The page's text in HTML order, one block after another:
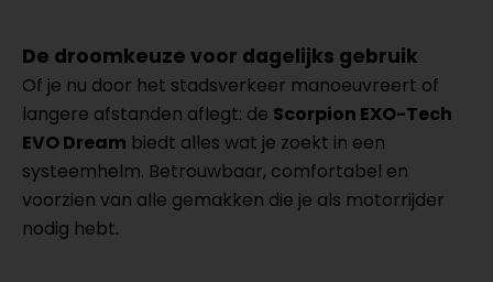
De droomkeuze voor dagelijks gebruik
Of je nu door het stadsverkeer manoeuvreert of
langere afstanden aflegt: de Scorpion EXO-Tech
EVO Dream biedt alles wat je zoekt in een
systeemhelm. Betrouwbaar, comfortabel en
voorzien van alle gemakken die je als motorrijder
nodig hebt.